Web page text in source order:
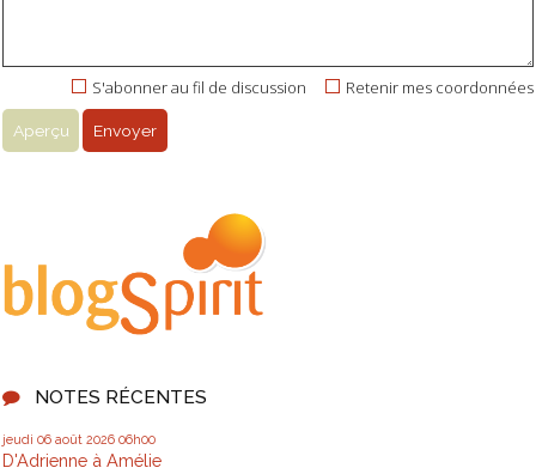
NOTES RÉCENTES
jeudi 06 août 2026 06h00
D'Adrienne à Amélie
Retenir mes coordonnées
S'abonner au fil de discussion